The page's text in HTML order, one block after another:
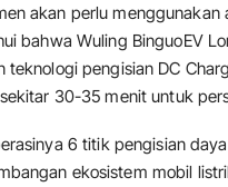
akan perlu
bahwa Wuling BinguoEV
teknologi pengisian DC
30-35 menit untuk
6 titik pengisian
ekosistem mobil